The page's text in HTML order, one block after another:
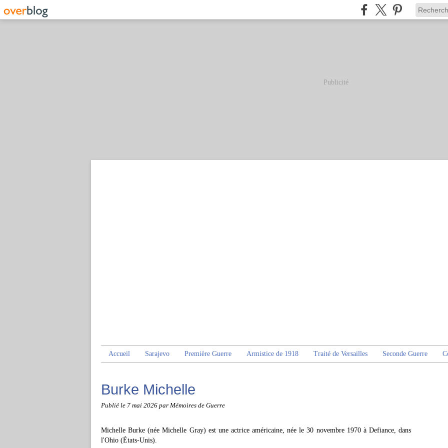
Publicité
Accueil Sarajevo Première Guerre Armistice de 1918 Traité de Versailles Seconde Guerre
Burke Michelle
Publié le 7 mai 2026 par Mémoires de Guerre
Michelle Burke (née Michelle Gray) est une actrice américaine, née le 30 novembre 1970 à Defiance, dans
l'Ohio (États-Unis).